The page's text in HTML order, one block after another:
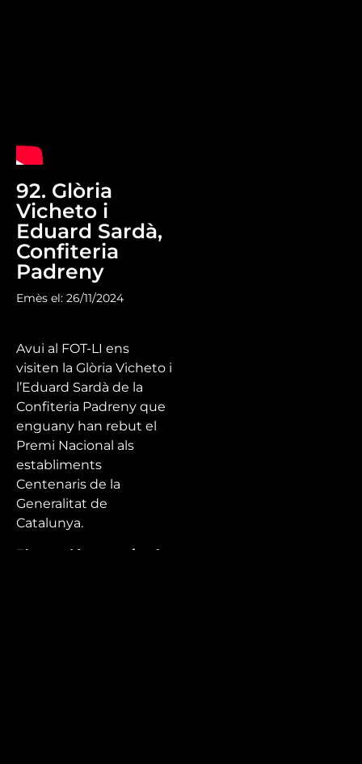
92. Glòria
Vicheto i
Eduard Sardà,
Confiteria
Padreny
Emès el: 26/11/2024
Avui al FOT-LI ens
visiten la Glòria Vicheto i
l’Eduard Sardà de la
Confiteria Padreny que
enguany han rebut el
Premi Nacional als
establiments
Centenaris de la
Generalitat de
Catalunya.
El guardó reconeix els